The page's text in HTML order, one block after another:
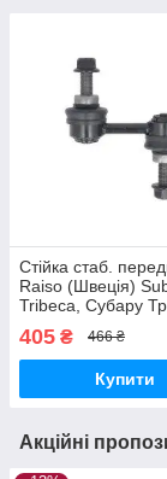
Стійка стаб.
Raiso (Швеція)
Tribeca, Субару
UAYQGMW17
405 ₴ 466 ₴
Купити
Акційні